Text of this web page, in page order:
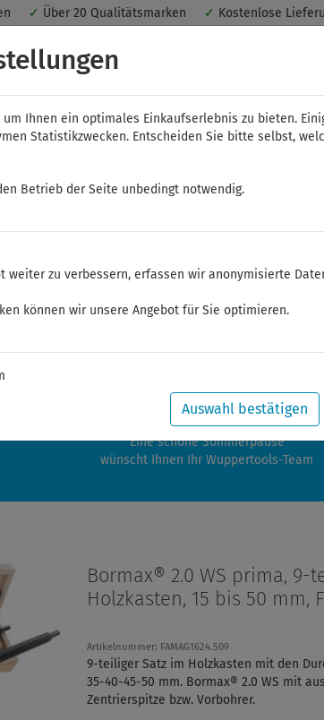
✓ Über 20 Qualitätsmarken ✓ Kostenlose
ein optimales Einkaufserlebnis. Dabei werden
Ohne Cookies ist der Funktionsumfang des
NWS ELORA FELO Bauer
Sommerferien
zwischen 28.07.2026 und 21.08.2026 machen auch
Bestellungen in diesem Zeitraum werden ab dem
Eine schöne Sommerpause
wünscht Ihnen Ihr Wuppertools-Team
Bormax® 2.0 WS prima, 9-
Holzkasten, 15 bis 50 mm,
Artikelnummer: FAMAG1624.509
9-teiliger Satz im Holzkasten mit den
35-40-45-50 mm. Bormax® 2.0 WS mit
Zentrierspitze bzw. Vorbohrer.
um Ihnen ein optimales Einkaufserlebnis zu bieten.
Statistikzwecken. Entscheiden Sie bitte selbst,
Betrieb der Seite unbedingt notwendig.
weiter zu verbessern, erfassen wir anonymisierte
können wir unsere Angebot für Sie optimieren.
Auswahl bestätigen